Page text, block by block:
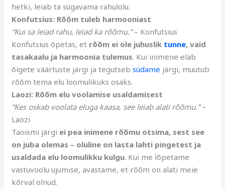
hetki, leiab ta sügavama rahulolu.
Konfutsius: Rõõm tuleb harmooniast
“Kui sa leiad rahu, leiad ka rõõmu.”– Konfutsius
Konfutsius õpetas, et rõõm ei ole juhuslik tunne, vaid
tasakaalu ja harmoonia tulemus. Kui inimene elab
õigete väärtuste järgi ja tegutsebsüdame järgi, muutub
rõõm tema elu loomulikuks osaks.
Laozi: Rõõm elu voolamise usaldamisest
“Kes oskab voolata eluga kaasa, see leiab alati rõõmu.”–
Laozi
Taoismi järgi ei pea inimene rõõmu otsima, sest see
on juba olemas – oluline on lasta lahti pingetest ja
usaldada elu loomulikku kulgu. Kui me lõpetame
vastuvoolu ujumise, avastame, et rõõm on alati meie
kõrval olnud.